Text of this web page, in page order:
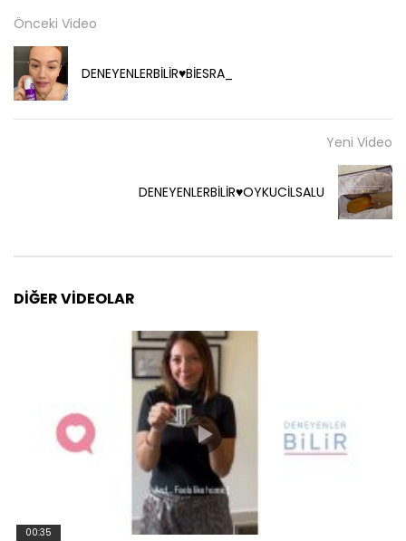
Önceki Video
DENEYENLERBİLİR♥️BİESRA_
Yeni Video
DENEYENLERBİLİR♥️OYKUCİLSALU
DIĞER VIDEOLAR
00:35